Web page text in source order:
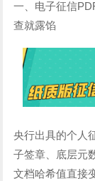
一、电子征信
查就露馅
央行出具的个人
子签章、底层元
文档哈希值直接